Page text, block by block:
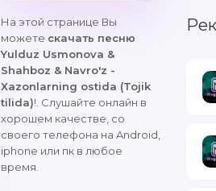
На этой странице Вы
можете скачать песню
Yulduz Usmonova &
Shahboz & Navro'z -
Xazonlarning ostida (Tojik
tilida)!. Слушайте онлайн в
хорошем качестве, со
своего телефона на Android,
iphone или пк в любое
время.